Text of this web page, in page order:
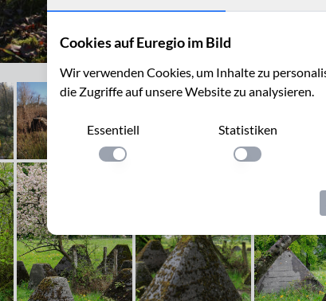
Cookies auf Euregio im Bild
Wir verwenden Cookies, um Inhalte zu
die Zugriffe auf unsere Website zu analysieren.
Essentiell
Einstellung anwenden
Statistiken
Einstellung